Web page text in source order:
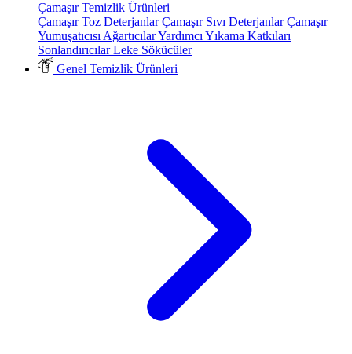
Çamaşır Temizlik Ürünleri
Çamaşır Toz DeterjanlarÇamaşır Sıvı DeterjanlarÇamaşır
Yumuşatıcısı AğartıcılarYardımcı Yıkama Katkıları
SonlandırıcılarLeke Sökücüler
Genel Temizlik Ürünleri